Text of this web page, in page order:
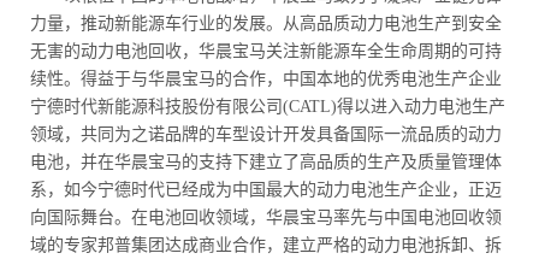
力量，推动新能源车行业的发展。从高品质动力电池生产到安全
无害的动力电池回收，华晨宝马关注新能源车全生命周期的可持
续性。得益于与华晨宝马的合作，中国本地的优秀电池生产企业
宁德时代新能源科技股份有限公司(CATL)得以进入动力电池生产
领域，共同为之诺品牌的车型设计开发具备国际一流品质的动力
电池，并在华晨宝马的支持下建立了高品质的生产及质量管理体
系，如今宁德时代已经成为中国最大的动力电池生产企业，正迈
向国际舞台。在电池回收领域，华晨宝马率先与中国电池回收领
域的专家邦普集团达成商业合作，建立严格的动力电池拆卸、拆